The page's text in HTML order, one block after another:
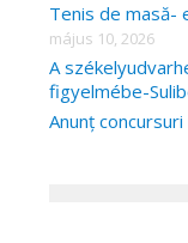
Tenis de masă-
május 10, 2026
A
figyelmébe-
Anunț concursuri